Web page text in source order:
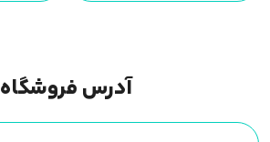
آدرس فروشگاه